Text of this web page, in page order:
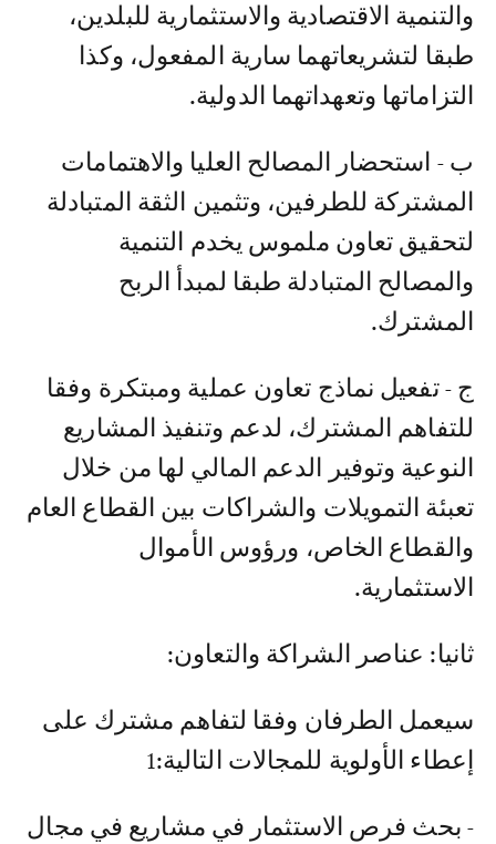
والتنمية الاقتصادية والاستثمارية للبلدين،
طبقا لتشريعاتهما سارية المفعول، وكذا
التزاماتها وتعهداتهما الدولية.
ب - استحضار المصالح العليا والاهتمامات
المشتركة للطرفين، وتثمين الثقة المتبادلة
لتحقيق تعاون ملموس يخدم التنمية
والمصالح المتبادلة طبقا لمبدأ الربح
المشترك.
ج - تفعيل نماذج تعاون عملية ومبتكرة وفقا
للتفاهم المشترك، لدعم وتنفيذ المشاريع
النوعية وتوفير الدعم المالي لها من خلال
تعبئة التمويلات والشراكات بين القطاع العام
والقطاع الخاص، ورؤوس الأموال
الاستثمارية.
ثانيا: عناصر الشراكة والتعاون:
سيعمل الطرفان وفقا لتفاهم مشترك على
إعطاء الأولوية للمجالات التالية:1
- بحث فرص الاستثمار في مشاريع في مجال